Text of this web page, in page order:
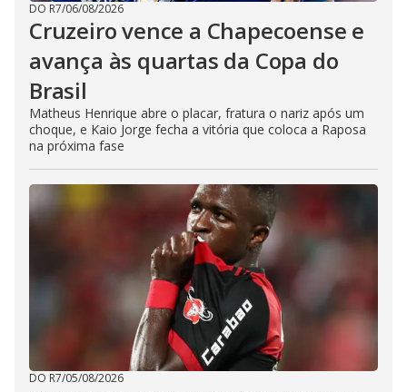
DO R7/06/08/2026
Cruzeiro vence a Chapecoense e
avança às quartas da Copa do
Brasil
Matheus Henrique abre o placar, fratura o nariz após um
choque, e Kaio Jorge fecha a vitória que coloca a Raposa
na próxima fase
DO R7/05/08/2026